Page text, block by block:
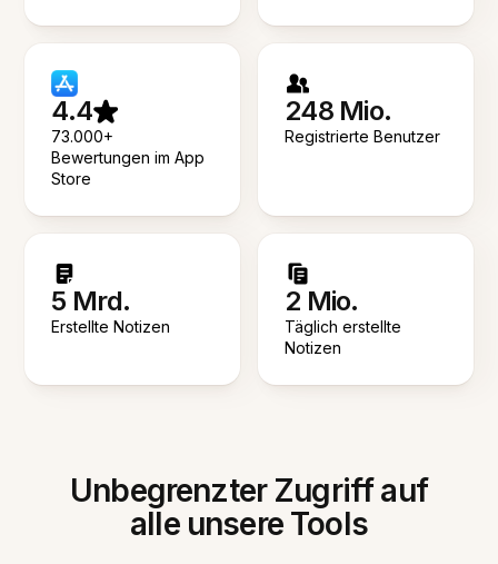
4.4
73.000+
Bewertungen im App
Store
248 Mio.
Registrierte Benutzer
5 Mrd.
Erstellte Notizen
2 Mio.
Täglich erstellte
Notizen
Unbegrenzter Zugriff auf
alle unsere Tools